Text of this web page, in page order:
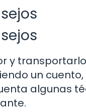
y
un
algunas